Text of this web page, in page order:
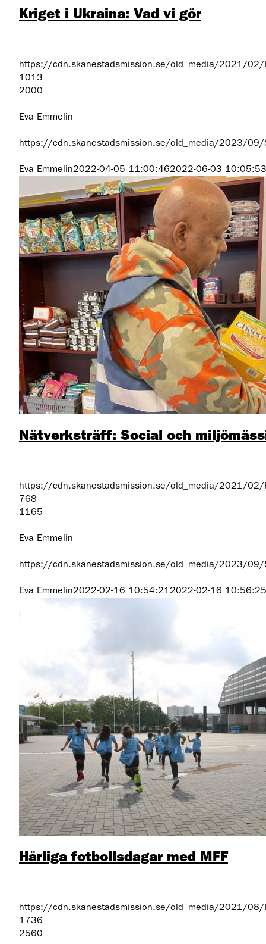
Kriget i Ukraina: Vad vi gör
https://cdn.skanestadsmission.se/old_media/2021/
1013
2000
Eva Emmelin
https://cdn.skanestadsmission.se/old_media/2023/09/
Eva Emmelin2022-04-05 11:00:462022-06-03 10:05:53
Nätverksträff: Social och
https://cdn.skanestadsmission.se/old_media/2021/02/
768
1165
Eva Emmelin
https://cdn.skanestadsmission.se/old_media/2023/09/
Eva Emmelin2022-02-16 10:54:212022-02-16 10:56:25
Härliga fotbollsdagar med MFF
https://cdn.skanestadsmission.se/old_media/2021/08/
1736
2560